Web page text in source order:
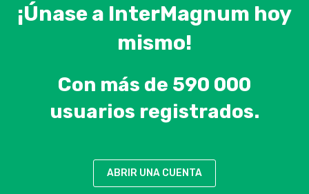
¡Únase a InterMagnum hoy
mismo!
Con más de 590 000
usuarios registrados.
ABRIR UNA CUENTA